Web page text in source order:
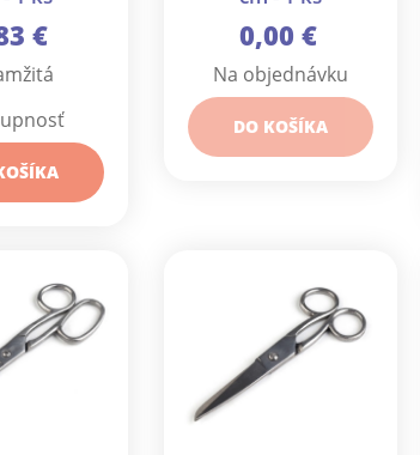
€ 0,00 €
Na objednávku
DO KOŠÍKA